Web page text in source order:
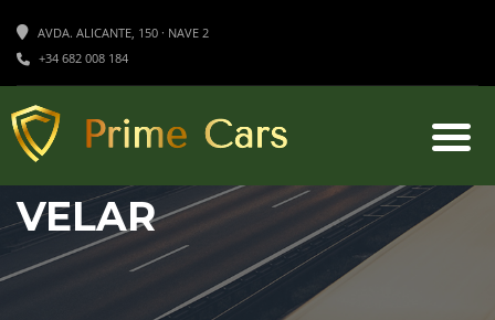
AVDA. ALICANTE, 150 · NAVE 2
+34 682 008 184
VELAR